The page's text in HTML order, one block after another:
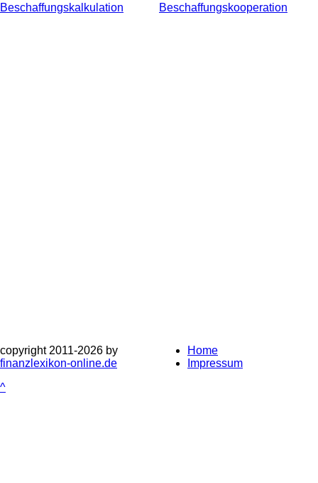
Beschaffungskalkulation
Beschaffungskooperation
copyright 2011-2026 by
finanzlexikon-online.de
Home
Impressum
^